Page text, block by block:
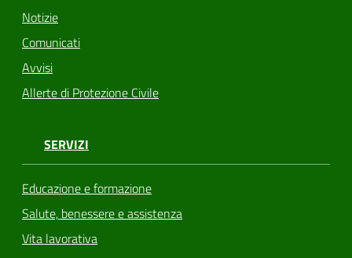
Notizie
Comunicati
Avvisi
Allerte di Protezione Civile
SERVIZI
Educazione e formazione
Salute, benessere e assistenza
Vita lavorativa